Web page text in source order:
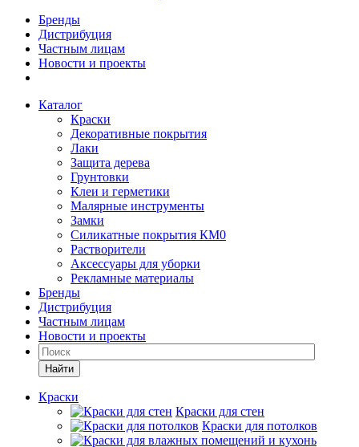
Бренды
Дистрибуция
Частным лицам
Новости и проекты
Каталог
Краски
Декоративные покрытия
Лаки
Защита дерева
Грунтовки
Клеи и герметики
Малярные инструменты
Замки
Силикатные покрытия КМ0
Растворители
Аксессуары для уборки
Рекламные материалы
Бренды
Дистрибуция
Частным лицам
Новости и проекты
Найти
Краски
Краски для стен
Краски для потолков